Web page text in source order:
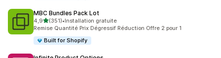
MBC Bundles Pack Lot
4,9étoile(s) sur 5
(351)
351 avis au total
•Installation gratuite
Remise Quantité Prix Dégressif Réduction Offre 2 pour 1
Built for Shopify